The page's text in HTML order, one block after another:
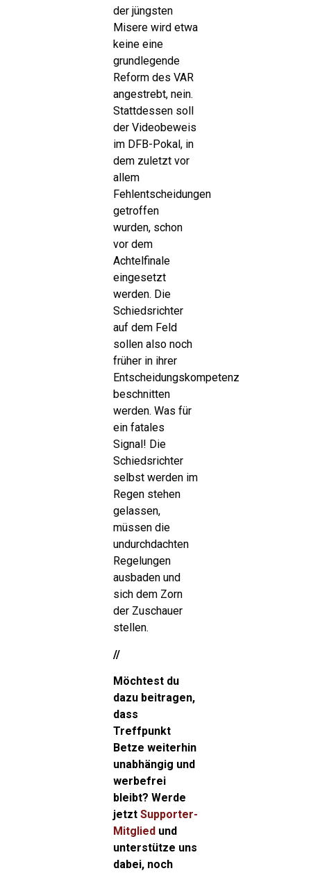
der jüngsten
Misere wird etwa
keine eine
grundlegende
Reform des VAR
angestrebt, nein.
Stattdessen soll
der Videobeweis
im DFB-Pokal, in
dem zuletzt vor
allem
Fehlentscheidungen
getroffen
wurden, schon
vor dem
Achtelfinale
eingesetzt
werden. Die
Schiedsrichter
auf dem Feld
sollen also noch
früher in ihrer
Entscheidungskompetenz
beschnitten
werden. Was für
ein fatales
Signal! Die
Schiedsrichter
selbst werden im
Regen stehen
gelassen,
müssen die
undurchdachten
Regelungen
ausbaden und
sich dem Zorn
der Zuschauer
stellen.
//
Möchtest du
dazu beitragen,
dass
Treffpunkt
Betze weiterhin
unabhängig und
werbefrei
bleibt? Werde
jetzt Supporter-
Mitgliedund
unterstütze uns
dabei, noch